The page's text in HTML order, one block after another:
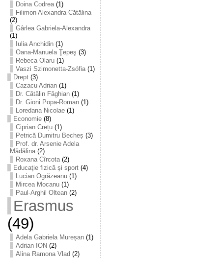
Doina Codrea(1)
Filimon Alexandra-Cătălina
(2)
Gârlea Gabriela-Alexandra
(1)
Iulia Anchidin(1)
Oana-Manuela Ţepeş (3)
Rebeca Olaru(1)
Vaszi Szimonetta-Zsófia(1)
Drept(3)
Cazacu Adrian(1)
Dr. Cătălin Făghian(1)
Dr. Gioni Popa-Roman(1)
Loredana Nicolae(1)
Economie(8)
Ciprian Crețu(1)
Petrică Dumitru Becheș (3)
Prof. dr. Arsenie Adela
Mădălina(2)
Roxana Cîrcota(2)
Educaţie fizică şi sport(4)
Lucian Ogrăzeanu(1)
Mircea Mocanu(1)
Paul-Arghil Oltean(2)
Erasmus
(49)
Adela Gabriela Mureșan(1)
Adrian ION (2)
Alina Ramona Vlad (2)